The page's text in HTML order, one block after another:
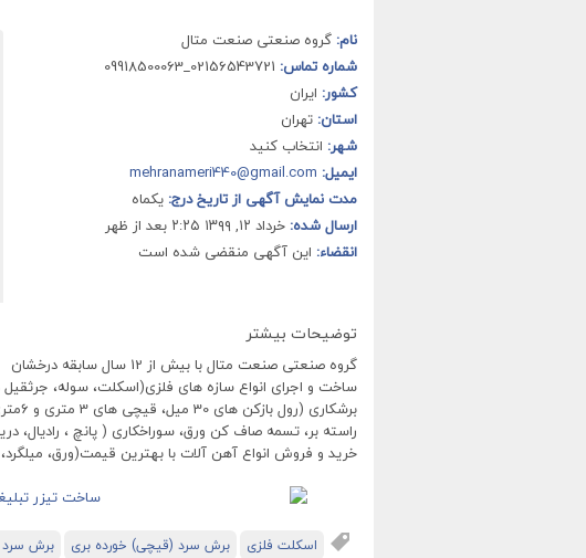
نام: گروه صنعتی صنعت متال
شماره تماس:
کشور: ایران
استان: تهران
شهر: انتخاب کنید
ایمیل: mehranameri440@gmail.com
مدت نمایش آگهی از تاریخ درج: یکماه
ارسال شده: خرداد ۱۲, ۱۳۹۹ ۲:۲۵ بعد از ظهر
انقضاء: این آگهی منقضی شده است
توضیحات بیشتر
گروه صنعتی صنعت متال با بیش از 12 سال سابقه درخشان
ساخت و اجرای انواع سازه های فلزی(اسکلت، سوله،
راسته بر، تسمه صاف کن ورق، سوراخکاری ( پانچ ، رادیال،
خرید و فروش انواع آهن آلات با بهترین قیمت(ورق،
اسکلت فلزی برش سرد (قیچی) خورده بری
برش سرد